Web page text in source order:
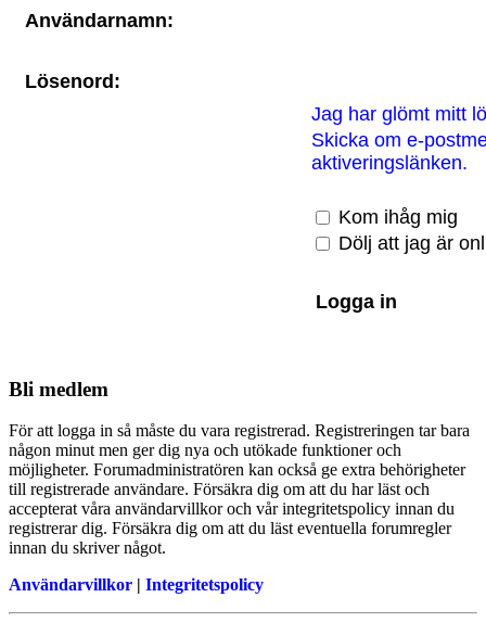
Användarnamn:
Lösenord:
Jag har glömt mitt
Skicka om e-
aktiveringslänken.
Kom ihåg mig
Dölj att jag är
Bli medlem
För att logga in så måste du vara registrerad. Registreringen tar bara
någon minut men ger dig nya och utökade funktioner och
möjligheter. Forumadministratören kan också ge extra behörigheter
till registrerade användare. Försäkra dig om att du har läst och
accepterat våra användarvillkor och vår integritetspolicy innan du
registrerar dig. Försäkra dig om att du läst eventuella forumregler
innan du skriver något.
Användarvillkor | Integritetspolicy